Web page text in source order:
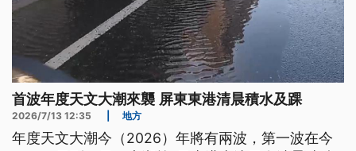
首波年度天文大潮來襲 屏東東港清晨積水及踝
2026/7/13 12:35 地方
年度天文大潮今（2026）年將有兩波，第一波在今